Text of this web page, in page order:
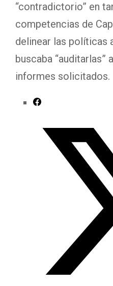
“contradictorio” en
competencias de
delinear las políticas
buscaba “auditarlas”
informes solicitados.